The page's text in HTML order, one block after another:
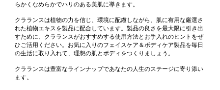
らかくなめらかでハリのある美肌に導きます。
クラランスは植物の力を信じ、環境に配慮しながら、肌に有用な厳選さ
れた植物エキスを製品に配合しています。製品の良さを最大限に引き出
すために、クラランスがおすすめする使用方法とお手入れのヒントをぜ
ひご活用ください。お気に入りのフェイスケア＆ボディケア製品を毎日
の生活に取り入れて、理想の肌とボディをつくりましょう。
クラランスは豊富なラインナップであなたの人生のステージに寄り添い
ます。